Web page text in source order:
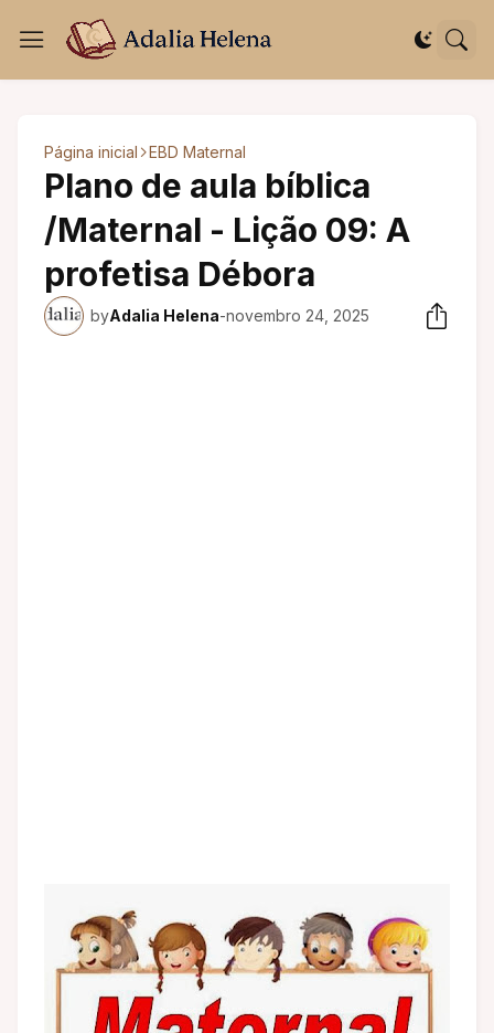
Página inicial EBD Maternal
Plano de aula bíblica
/Maternal - Lição 09: A
profetisa Débora
byAdalia Helena-novembro 24, 2025